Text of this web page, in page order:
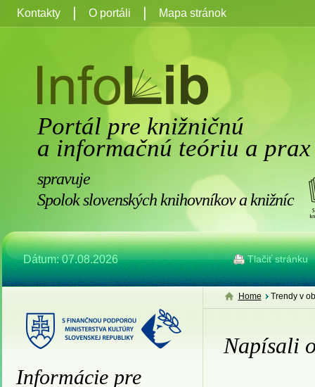
Portál pre knižničnú
a informačnú teóriu a prax
spravuje
Spolok slovenských knihovníkov a knižníc
Dátum: 07.08.2026 Tlačiť stránku
Kontakty O portáli Mapa stránok
Home Trendy v
Napísali
Informácie pre